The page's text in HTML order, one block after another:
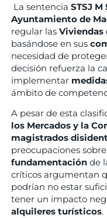
La sentencia STSJ M
Ayuntamiento de
regular las Viviendas
basándose en sus
necesidad de
decisión refuerza la
implementar
ámbito de
A pesar de esta
los Mercados y la
magistrados
preocupaciones
fundamentaciónde
críticos argumentan
podrían no estar
tener un impacto
alquileres turísticos.